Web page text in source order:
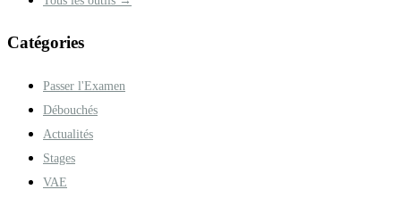
Catégories
Passer l'Examen
Débouchés
Actualités
Stages
VAE